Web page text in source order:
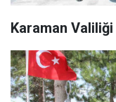
Karaman Valiliği